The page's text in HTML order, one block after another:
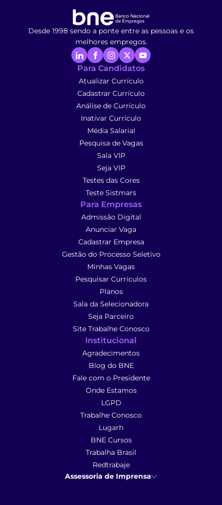
Desde 1998 sendo a ponte entre as pessoas e os
melhores empregos.
Para Candidatos
Atualizar Currículo
Cadastrar Currículo
Análise de Currículo
Inativar Currículo
Média Salarial
Pesquisa de Vagas
Sala VIP
Seja VIP
Testes das Cores
Teste Sistmars
Para Empresas
Admissão Digital
Anunciar Vaga
Cadastrar Empresa
Gestão do Processo Seletivo
Minhas Vagas
Pesquisar Currículos
Planos
Sala da Selecionadora
Seja Parceiro
Site Trabalhe Conosco
Institucional
Agradecimentos
Blog do BNE
Fale com o Presidente
Onde Estamos
LGPD
Trabalhe Conosco
Lugarh
BNE Cursos
Trabalha Brasil
Redtrabaje
Assessoria de Imprensa